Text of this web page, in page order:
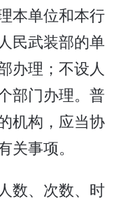
本单位和本行
民武装部的单
办理；不设人
部门办理。普
机构，应当协
事项。
数、次数、时